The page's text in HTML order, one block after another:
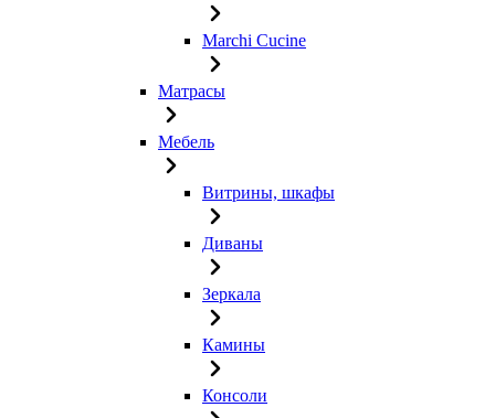
Marchi Cucine
Матрасы
Мебель
Витрины, шкафы
Диваны
Зеркала
Камины
Консоли